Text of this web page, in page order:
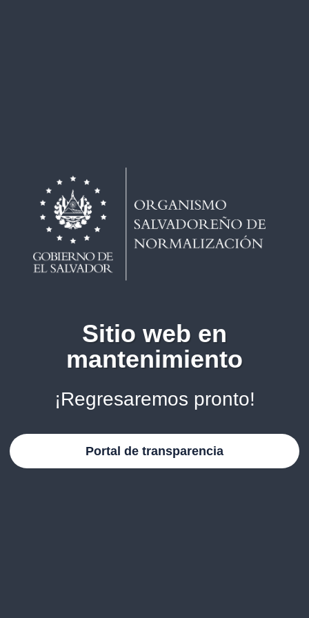
Sitio web en
mantenimiento
¡Regresaremos pronto!
Portal de transparencia